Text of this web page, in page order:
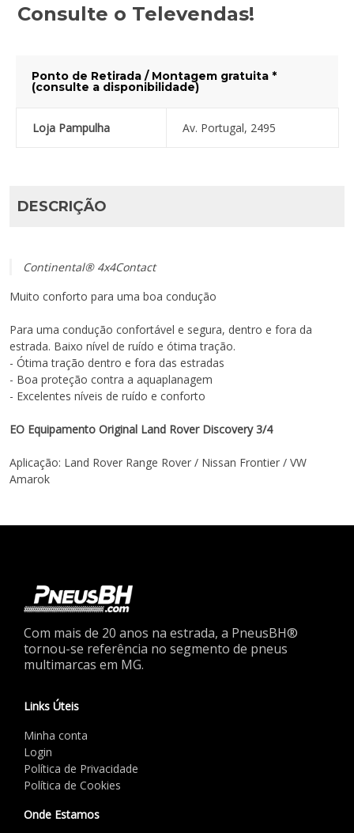
Consulte o Televendas!
Ponto de Retirada / Montagem gratuita *
(consulte a disponibilidade)
Loja Pampulha Av. Portugal, 2495
DESCRIÇÃO
Continental® 4x4Contact
Muito conforto para uma boa condução
Para uma condução confortável e segura, dentro e fora da
estrada. Baixo nível de ruído e ótima tração.
- Ótima tração dentro e fora das estradas
- Boa proteção contra a aquaplanagem
- Excelentes níveis de ruído e conforto
EO Equipamento Original Land Rover Discovery 3/4
Aplicação: Land Rover Range Rover / Nissan Frontier / VW
Amarok
Com mais de 20 anos na estrada, a PneusBH®
tornou-se referência no segmento de pneus
multimarcas em MG.
Links Úteis
Minha conta
Login
Política de Privacidade
Política de Cookies
Onde Estamos